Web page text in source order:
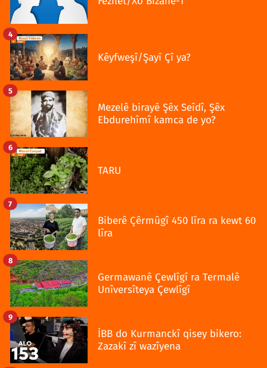
Kêyfweşî/Şayî Çî ya?
4
Mezelê birayê Şêx Seîdî, Şêx
Ebdurehîmî kamca de yo?
5
TARU
6
Biberê Çêrmûgî 450 lîra ra kewt 60
lîra
7
Germawanê Çewlîgî ra Termalê
Unîversîteya Çewlîgî
8
İBB do Kurmanckî qisey bikero:
Zazakî zî wazîyena
9